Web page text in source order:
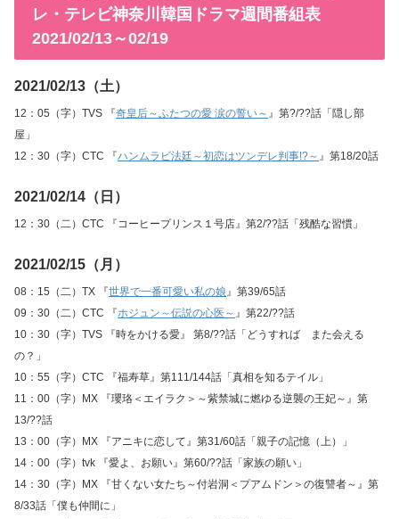
レ・テレビ神奈川韓国ドラマ週間番組表
2021/02/13～02/19
2021/02/13（土）
12：05（字）TVS 『奇皇后～ふたつの愛 涙の誓い～ 』第?/??話「隠し部
屋」
12：30（字）CTC 『ハンムラビ法廷～初恋はツンデレ判事!?～ 』第18/20話
2021/02/14（日）
12：30（二）CTC 『コーヒープリンス１号店』第2/??話「残酷な習慣」
2021/02/15（月）
08：15（二）TX 『世界で一番可愛い私の娘 』第39/65話
09：30（二）CTC 『ホジュン～伝説の心医～ 』第22/??話
10：30（字）TVS 『時をかける愛』 第8/??話「どうすれば また会える
の？」
10：55（字）CTC 『福寿草』第111/144話「真相を知るテイル」
11：00（字）MX 『瓔珞＜エイラク＞～紫禁城に燃ゆる逆襲の王妃～』第
13/??話
13：00（字）MX 『アニキに恋して』第31/60話「親子の記憶（上）」
14：00（字）tvk 『愛よ、お願い』第60/??話「家族の願い」
14：30（字）MX 『甘くない女たち～付岩洞＜プアムドン＞の復讐者～』第
8/33話「僕も仲間に」